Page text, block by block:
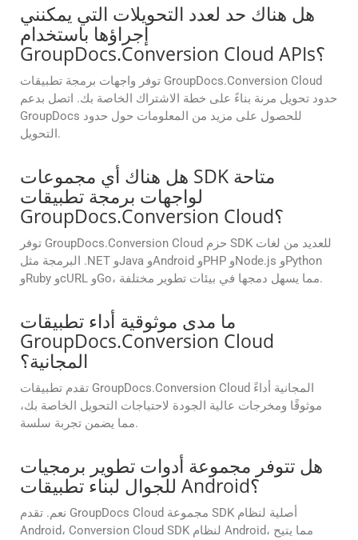
هل هناك حد لعدد التحويلات التي يمكنني
إجراؤها باستخدام
GroupDocs.Conversion Cloud APIs؟
توفر واجهات برمجة تطبيقات GroupDocs.Conversion Cloud
حدود تحويل مرنة بناءً على خطة الاشتراك الخاصة بك. اتصل بدعم
GroupDocs للحصول على مزيد من المعلومات حول حدود
التحويل.
هل هناك أي مجموعات SDK متاحة
لواجهات برمجة تطبيقات
GroupDocs.Conversion Cloud؟
توفر GroupDocs.Conversion Cloud حزم SDK للعديد من لغات
البرمجة مثل .NET وJava وAndroid وPHP وNode.js وPython
وRuby وcURL وGo، مما يسهل دمجها في بيئات تطوير مختلفة.
ما مدى موثوقية أداء تطبيقات
GroupDocs.Conversion Cloud
المجانية؟
تقدم تطبيقات GroupDocs.Conversion Cloud المجانية أداءً
موثوقًا ومخرجات عالية الجودة لاحتياجات التحويل الخاصة بك،
مما يضمن تجربة سلسة.
هل تتوفر مجموعة أدوات تطوير برمجيات
للجوال لبناء تطبيقات Android؟
نعم. تقدم GroupDocs Cloud مجموعة SDK أصلية لنظام
Android، Conversion Cloud SDK لنظام Android، مما يتيح